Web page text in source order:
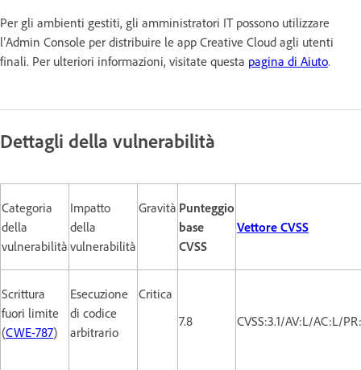
Per gli ambienti gestiti, gli amministratori IT possono utilizzare
l’Admin Console per distribuire le app Creative Cloud agli utenti
finali. Per ulteriori informazioni, visitate questa pagina di Aiuto.
Dettagli della vulnerabilità
Categoria
della
vulnerabilità
Impatto
della
vulnerabilità
Gravità Punteggio
base
CVSS
Vettore CVSS
Scrittura
fuori limite
(CWE-787)
Esecuzione
di codice
arbitrario
Critica
7.8
CVSS:3.1/AV:L/AC:L/